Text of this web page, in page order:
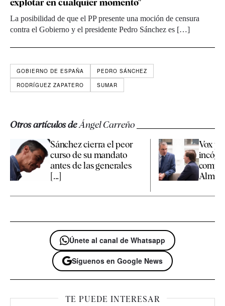
explotar en cualquier momento"
La posibilidad de que el PP presente una moción de censura
contra el Gobierno y el presidente Pedro Sánchez es […]
GOBIERNO DE ESPAÑA
PEDRO SÁNCHEZ
RODRÍGUEZ ZAPATERO
SUMAR
Otros artículos deÁngel Carreño
Sánchez cierra el peor
curso de su mandato
antes de las generales
[...]
Vox
Únete al canal de Whatsapp
Síguenos en Google News
TE PUEDE INTERESAR